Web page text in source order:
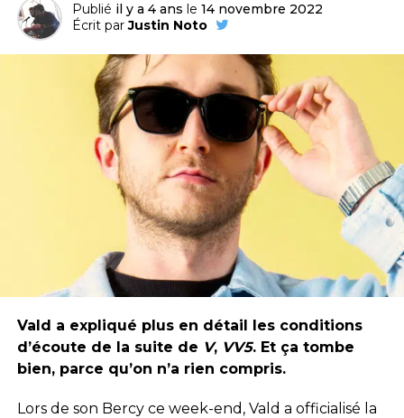
Publié il y a 4 ans le 14 novembre 2022
Écrit par Justin Noto
Vald a expliqué plus en détail les conditions
d’écoute de la suite de V, VV5. Et ça tombe
bien, parce qu’on n’a rien compris.
Lors de son Bercy ce week-end, Vald a officialisé la